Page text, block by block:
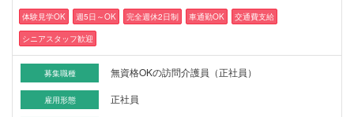
体験見学OK 週5日～OK 完全週休2日制 車通勤OK
交通費支給
シニアスタッフ歓迎
募集職種 無資格OKの訪問介護員（正社員）
雇用形態 正社員